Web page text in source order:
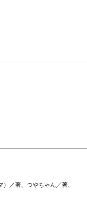
／著、つやちゃん／著、